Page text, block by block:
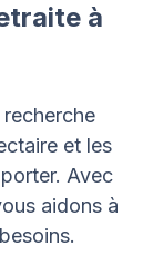
à
et les
Avec
aidons à